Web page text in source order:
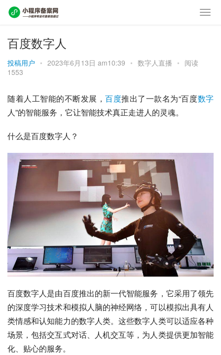
百度数字人
投稿用户 • 2023年6月13日 am10:39 • 数字人直播 • 阅读
1553
随着人工智能的不断发展，百度推出了一款名为“百度数字
人”的智能服务，它让智能技术真正走进人的灵魂。
什么是百度数字人？
百度数字人是由百度推出的新一代智能服务，它采用了领先
的深度学习技术和模拟人脑的神经网络，可以模拟出具有人
类情感和认知能力的数字人类。这些数字人类可以适应各种
场景，包括交互式对话、人机交互等，为人类提供更加智能
化、贴心的服务。